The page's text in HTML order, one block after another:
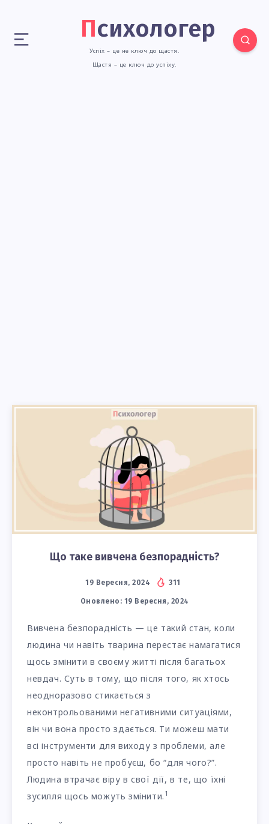
Психологер
Успіх – це не ключ до щастя.
Щастя – це ключ до успіху.
Що таке вивчена безпорадність?
19 Вересня, 2024 311
Оновлено: 19 Вересня, 2024
Вивчена безпорадність — це такий стан, коли
людина чи навіть тварина перестає намагатися
щось змінити в своєму житті після багатьох
невдач. Суть в тому, що після того, як хтось
неодноразово стикається з
неконтрольованими негативними ситуаціями,
він чи вона просто здається. Ти можеш мати
всі інструменти для виходу з проблеми, але
просто навіть не пробуєш, бо “для чого?”.
Людина втрачає віру в свої дії, в те, що їхні
зусилля щось можуть змінити. 1